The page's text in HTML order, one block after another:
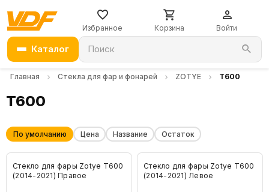
Избранное Корзина Войти
Каталог Поиск
Главная Стекла для фар и фонарей ZOTYE T600
T600
По умолчанию Цена Название Остаток
Стекло для фары Zotye T600
(2014-2021) Правое
Стекло для фары Zotye T600
(2014-2021) Левое